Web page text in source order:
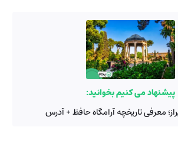
پیشنهاد می کنیم بخوانید:
معرفی تاریخچه آرامگاه حافظ + آدرس